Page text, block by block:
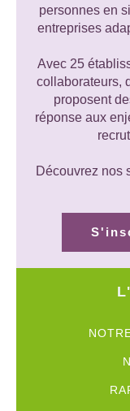
personnes en
entreprises
Avec 25
collaborateurs,
proposent
réponse aux
Découvrez nos